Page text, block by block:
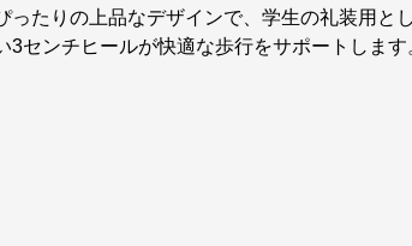
たりの上品なデザインで、学生の礼装用と
センチヒールが快適な歩行をサポートします